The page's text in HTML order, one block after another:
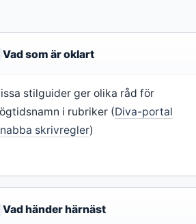
Vad som är oklart
stilguider ger olika råd för
i rubriker (Diva-portal
skrivregler)
Vad händer härnäst